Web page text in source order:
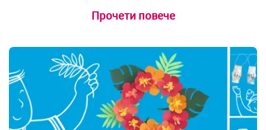
Прочети повече